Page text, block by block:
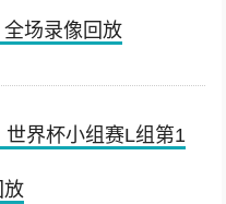
场录像回放
界杯小组赛L组第1
放